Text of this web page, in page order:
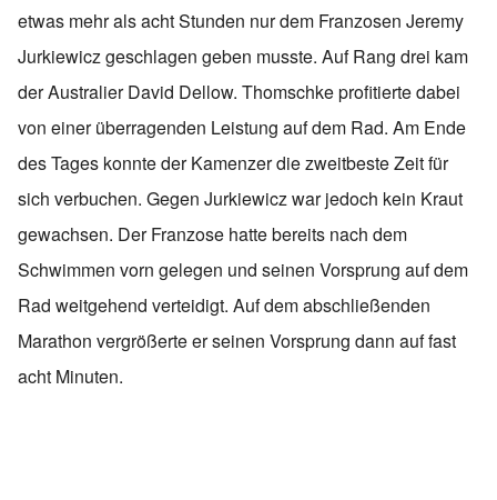
etwas mehr als acht Stunden nur dem Franzosen Jeremy
Jurkiewicz geschlagen geben musste. Auf Rang drei kam
der Australier David Dellow. Thomschke profitierte dabei
von einer überragenden Leistung auf dem Rad. Am Ende
des Tages konnte der Kamenzer die zweitbeste Zeit für
sich verbuchen. Gegen Jurkiewicz war jedoch kein Kraut
gewachsen. Der Franzose hatte bereits nach dem
Schwimmen vorn gelegen und seinen Vorsprung auf dem
Rad weitgehend verteidigt. Auf dem abschließenden
Marathon vergrößerte er seinen Vorsprung dann auf fast
acht Minuten.